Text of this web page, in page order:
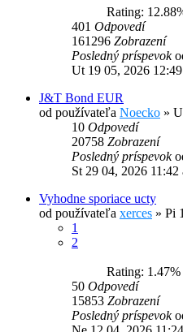
Rating:
401 Odpovedí
161296 Zobrazení
Posledný príspevok
Ut 19 05, 2026
J&T Bond EUR
od používateľa Noecko »
10 Odpovedí
20758 Zobrazení
Posledný príspevok
St 29 04, 2026 11:42
Vyhodne sporiace ucty
od používateľa xerces » Pi
1
2
Rating: 1.47%
50 Odpovedí
15853 Zobrazení
Posledný príspevok